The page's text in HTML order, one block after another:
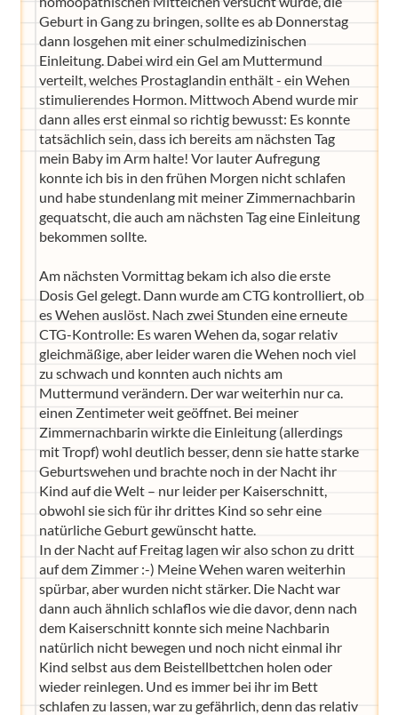
Geburt in Gang zu bringen, sollte es ab Donnerstag
dann losgehen mit einer schulmedizinischen
Einleitung. Dabei wird ein Gel am Muttermund
verteilt, welches Prostaglandin enthält - ein Wehen
stimulierendes Hormon. Mittwoch Abend wurde mir
dann alles erst einmal so richtig bewusst: Es konnte
tatsächlich sein, dass ich bereits am nächsten Tag
mein Baby im Arm halte! Vor lauter Aufregung
konnte ich bis in den frühen Morgen nicht schlafen
und habe stundenlang mit meiner Zimmernachbarin
gequatscht, die auch am nächsten Tag eine Einleitung
bekommen sollte.
Am nächsten Vormittag bekam ich also die erste
Dosis Gel gelegt. Dann wurde am CTG kontrolliert, ob
es Wehen auslöst. Nach zwei Stunden eine erneute
CTG-Kontrolle: Es waren Wehen da, sogar relativ
gleichmäßige, aber leider waren die Wehen noch viel
zu schwach und konnten auch nichts am
Muttermund verändern. Der war weiterhin nur ca.
einen Zentimeter weit geöffnet. Bei meiner
Zimmernachbarin wirkte die Einleitung (allerdings
mit Tropf) wohl deutlich besser, denn sie hatte starke
Geburtswehen und brachte noch in der Nacht ihr
Kind auf die Welt – nur leider per Kaiserschnitt,
obwohl sie sich für ihr drittes Kind so sehr eine
natürliche Geburt gewünscht hatte.
In der Nacht auf Freitag lagen wir also schon zu dritt
auf dem Zimmer :-) Meine Wehen waren weiterhin
spürbar, aber wurden nicht stärker. Die Nacht war
dann auch ähnlich schlaflos wie die davor, denn nach
dem Kaiserschnitt konnte sich meine Nachbarin
natürlich nicht bewegen und noch nicht einmal ihr
Kind selbst aus dem Beistellbettchen holen oder
wieder reinlegen. Und es immer bei ihr im Bett
schlafen zu lassen, war zu gefährlich, denn das relativ